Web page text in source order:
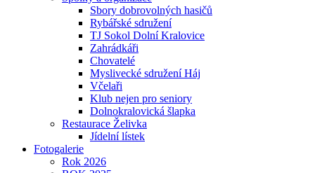
Sbory dobrovolných hasičů
Rybářské sdružení
TJ Sokol Dolní Kralovice
Zahrádkáři
Chovatelé
Myslivecké sdružení Háj
Včelaři
Klub nejen pro seniory
Dolnokralovická šlapka
Restaurace Želivka
Jídelní lístek
Fotogalerie
Rok 2026